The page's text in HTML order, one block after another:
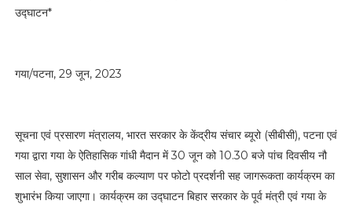
उद्घाटन*
गया/पटना, 29 जून, 2023
सूचना एवं प्रसारण मंत्रालय, भारत सरकार के केंद्रीय संचार ब्यूरो (सीबीसी), पटना एवं
गया द्वारा गया के ऐतिहासिक गांधी मैदान में 30 जून को 10.30 बजे पांच दिवसीय नौ
साल सेवा, सुशासन और गरीब कल्याण पर फोटो प्रदर्शनी सह जागरूकता कार्यक्रम का
शुभारंभ किया जाएगा। कार्यक्रम का उद्घाटन बिहार सरकार के पूर्व मंत्री एवं गया के